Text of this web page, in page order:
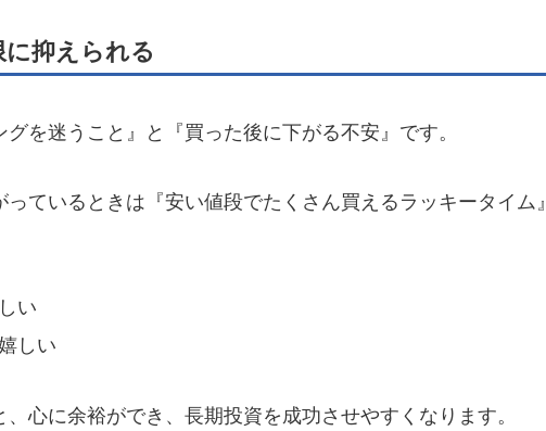
抑えられる
を迷うこと』と『買った後に下がる不安』です。
ているときは『安い値段でたくさん買えるラッキータイム』
い
しい
心に余裕ができ、長期投資を成功させやすくなります。